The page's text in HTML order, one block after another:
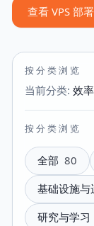
查看 VPS 部署
按分类浏览
当前分类: 效
按分类浏览
全部 80
基础设施与
研究与学习